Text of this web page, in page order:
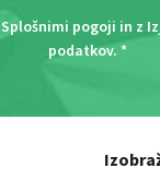
Splošnimi pogoji in z
podatkov. *